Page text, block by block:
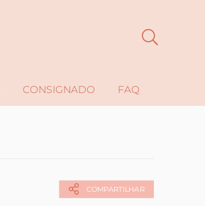
CONSIGNADO FAQ
COMPARTILHAR